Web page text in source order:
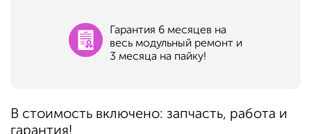
Гарантия 6 месяцев на
весь модульный ремонт и
3 месяца на пайку!
В стоимость включено: запчасть, работа и
гарантия!